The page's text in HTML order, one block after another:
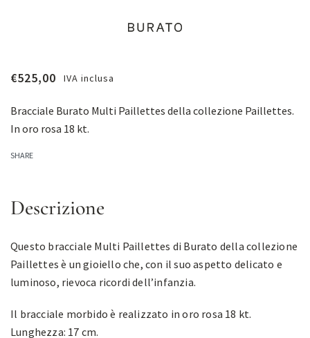
€525,00 IVA inclusa
Bracciale Burato Multi Paillettes della collezione Paillettes.
In oro rosa 18 kt.
SHARE
Descrizione
Questo bracciale Multi Paillettes di Burato della collezione
Paillettes è un gioiello che, con il suo aspetto delicato e
luminoso, rievoca ricordi dell’infanzia.
Il bracciale morbido è realizzato in oro rosa 18 kt.
Lunghezza: 17 cm.